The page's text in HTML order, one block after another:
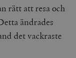
rätt att resa och
ändrades
det vackraste
timbro.se
Inc.